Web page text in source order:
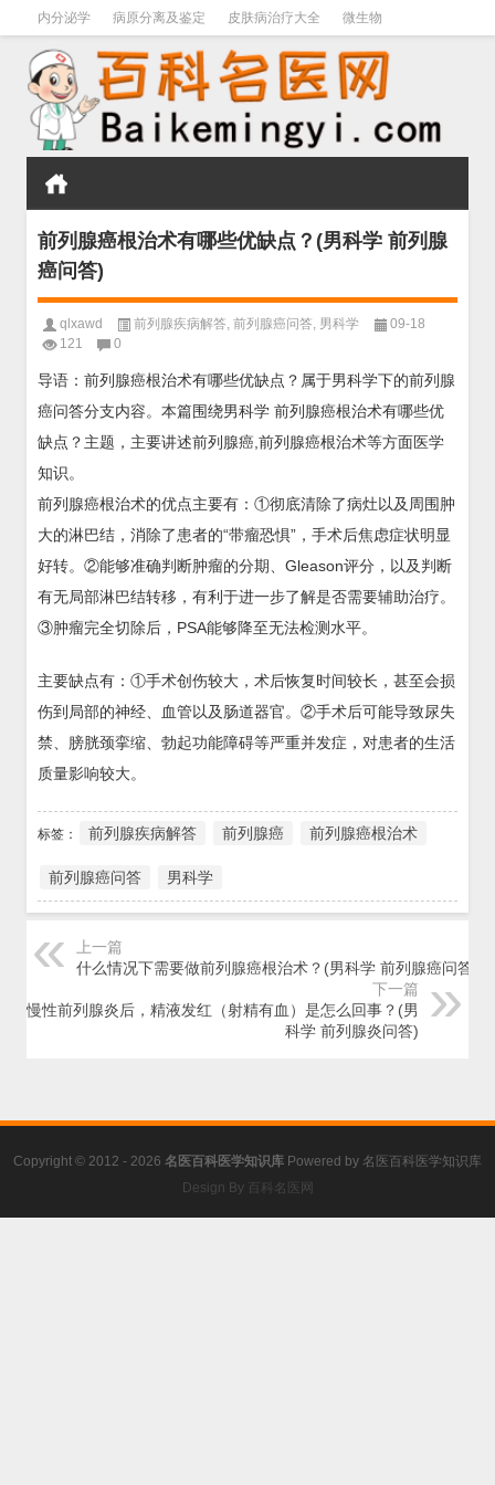
内分泌学 病原分离及鉴定 皮肤病治疗大全 微生物
皮肤病学 男科学 血液病学 心血管 口腔医学 禁戒毒品
前列腺癌根治术有哪些优缺点？(男科学 前列腺
癌问答)
qlxawd 前列腺疾病解答, 前列腺癌问答, 男科学
09-18
121
0
导语：前列腺癌根治术有哪些优缺点？属于男科学下的前列腺
癌问答分支内容。本篇围绕男科学 前列腺癌根治术有哪些优
缺点？主题，主要讲述前列腺癌,前列腺癌根治术等方面医学
知识。
前列腺癌根治术的优点主要有：①彻底清除了病灶以及周围肿
大的淋巴结，消除了患者的“带瘤恐惧”，手术后焦虑症状明显
好转。②能够准确判断肿瘤的分期、Gleason评分，以及判断
有无局部淋巴结转移，有利于进一步了解是否需要辅助治疗。
③肿瘤完全切除后，PSA能够降至无法检测水平。
主要缺点有：①手术创伤较大，术后恢复时间较长，甚至会损
伤到局部的神经、血管以及肠道器官。②手术后可能导致尿失
禁、膀胱颈挛缩、勃起功能障碍等严重并发症，对患者的生活
质量影响较大。
标签： 前列腺疾病解答 前列腺癌 前列腺癌根治术
前列腺癌问答 男科学
上一篇
什么情况下需要做前列腺癌根治术？(男科学 前列腺癌问答)
下一篇
了慢性前列腺炎后，精液发红（射精有血）是怎么回事？(男
科学 前列腺炎问答)
Copyright © 2012 - 2026 名医百科医学知识库 Powered by 名医百科医学知识库
Design By 百科名医网